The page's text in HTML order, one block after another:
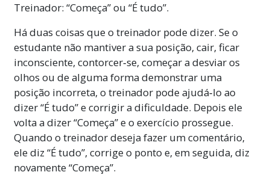
Treinador: “Começa” ou “É tudo”.
Há duas coisas que o treinador pode dizer. Se o
estudante não mantiver a sua posição, cair, ficar
inconsciente, contorcer‑se, começar a desviar os
olhos ou de alguma forma demonstrar uma
posição incorreta, o treinador pode ajudá‑lo ao
dizer “É tudo” e corrigir a dificuldade. Depois ele
volta a dizer “Começa” e o exercício prossegue.
Quando o treinador deseja fazer um comentário,
ele diz “É tudo”, corrige o ponto e, em seguida, diz
novamente “Começa”.